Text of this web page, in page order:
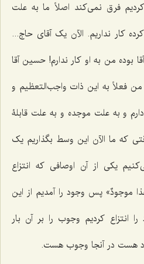
فرق نمی‌کند اصلاً ما به علت
کار نداریم. الآن یک آقای حاج...
من به او کار ندارم! حسین آقا
من فعلاً به این ذات واجب‌التعظیم و
و به علت موجده و به علت قابلۀ
که ما الآن این وسط بگذاریم یک
یکی از آن اوصافی که انتزاع
موجودٌ» پس وجود را آمدیم از این
انتزاع کردیم وجوب را بر آن بار
هست در آنجا وجوب هست.